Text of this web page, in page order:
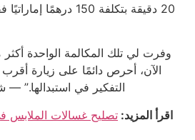
20 دقيقة بتكلفة 150
الآن، أحرص دائمًا على زيارة
التفكير في استبدالها.”
اقرأ المزيد: تصليح غسالات الملابس